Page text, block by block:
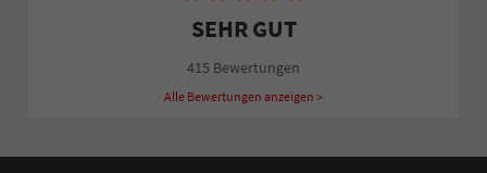
SEHR GUT
415 Bewertungen
Alle Bewertungen anzeigen >